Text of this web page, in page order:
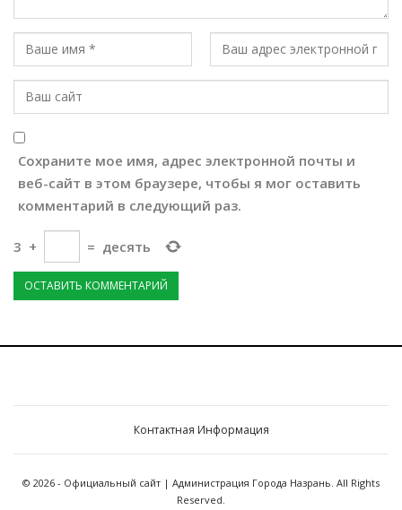
Сохраните мое имя, адрес электронной почты и
веб-сайт в этом браузере, чтобы я мог оставить
комментарий в следующий раз.
3 + = десять
Контактная Информация
© 2026 - Официальный сайт | Администрация Города Назрань. All Rights
Reserved.